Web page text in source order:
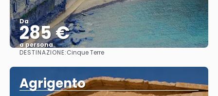
Da
285 €
a persona
Vedere
DESTINAZIONE:Cinque Terre
Agrigento